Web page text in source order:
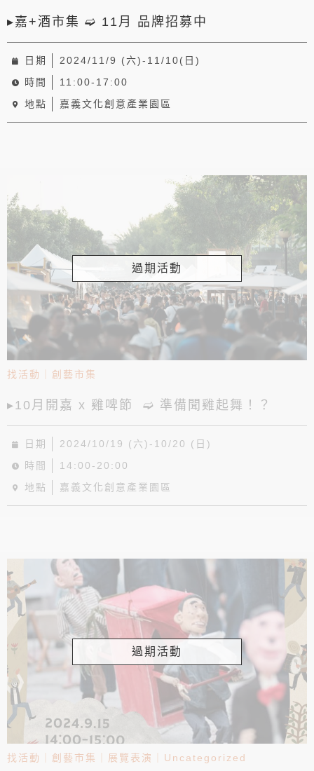
▸嘉+酒市集 ➫ 11月 品牌招募中
日期
2024/11/9 (六)-11/10(日)
時間
11:00-17:00
地點
嘉義文化創意產業園區
過期活動
找活動 創藝市集
▸10月開嘉 x 雞啤節 ➫ 準備聞雞起舞！？
日期
2024/10/19 (六)-10/20 (日)
時間
14:00-20:00
地點
嘉義文化創意產業園區
過期活動
找活動 創藝市集 展覽表演 Uncategorized